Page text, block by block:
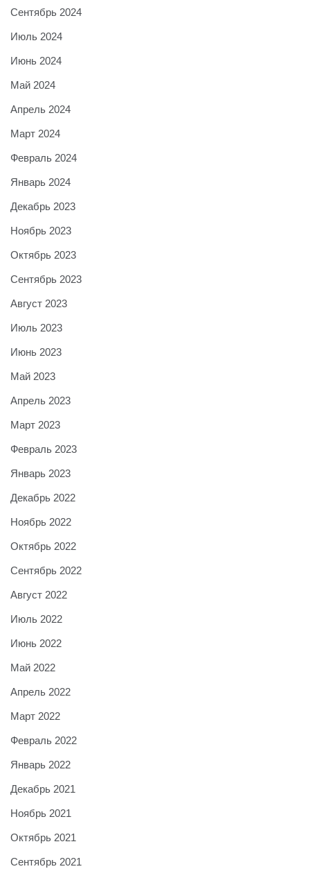
Сентябрь 2024
Июль 2024
Июнь 2024
Май 2024
Апрель 2024
Март 2024
Февраль 2024
Январь 2024
Декабрь 2023
Ноябрь 2023
Октябрь 2023
Сентябрь 2023
Август 2023
Июль 2023
Июнь 2023
Май 2023
Апрель 2023
Март 2023
Февраль 2023
Январь 2023
Декабрь 2022
Ноябрь 2022
Октябрь 2022
Сентябрь 2022
Август 2022
Июль 2022
Июнь 2022
Май 2022
Апрель 2022
Март 2022
Февраль 2022
Январь 2022
Декабрь 2021
Ноябрь 2021
Октябрь 2021
Сентябрь 2021